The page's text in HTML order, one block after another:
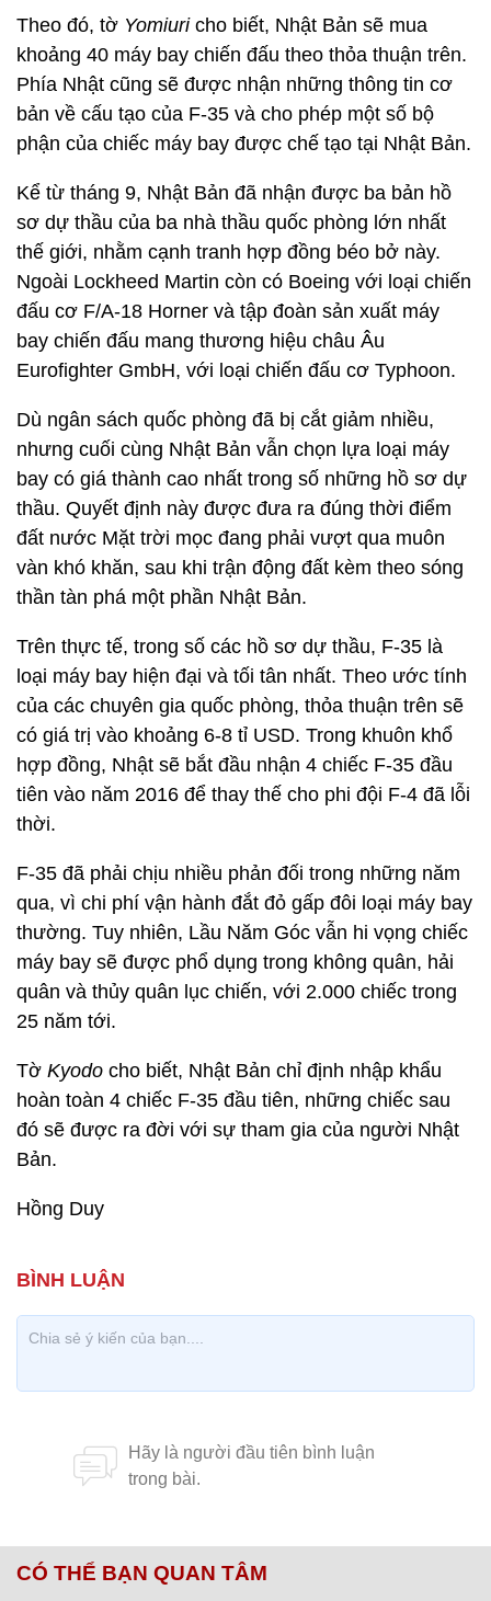
Theo đó, tờ Yomiuricho biết, Nhật Bản sẽ mua
khoảng 40 máy bay chiến đấu theo thỏa thuận trên.
Phía Nhật cũng sẽ được nhận những thông tin cơ
bản về cấu tạo của F-35 và cho phép một số bộ
phận của chiếc máy bay được chế tạo tại Nhật Bản.
Kể từ tháng 9, Nhật Bản đã nhận được ba bản hồ
sơ dự thầu của ba nhà thầu quốc phòng lớn nhất
thế giới, nhằm cạnh tranh hợp đồng béo bở này.
Ngoài Lockheed Martin còn có Boeing với loại chiến
đấu cơ F/A-18 Horner và tập đoàn sản xuất máy
bay chiến đấu mang thương hiệu châu Âu
Eurofighter GmbH, với loại chiến đấu cơ Typhoon.
Dù ngân sách quốc phòng đã bị cắt giảm nhiều,
nhưng cuối cùng Nhật Bản vẫn chọn lựa loại máy
bay có giá thành cao nhất trong số những hồ sơ dự
thầu. Quyết định này được đưa ra đúng thời điểm
đất nước Mặt trời mọc đang phải vượt qua muôn
vàn khó khăn, sau khi trận động đất kèm theo sóng
thần tàn phá một phần Nhật Bản.
Trên thực tế, trong số các hồ sơ dự thầu, F-35 là
loại máy bay hiện đại và tối tân nhất. Theo ước tính
của các chuyên gia quốc phòng, thỏa thuận trên sẽ
có giá trị vào khoảng 6-8 tỉ USD. Trong khuôn khổ
hợp đồng, Nhật sẽ bắt đầu nhận 4 chiếc F-35 đầu
tiên vào năm 2016 để thay thế cho phi đội F-4 đã lỗi
thời.
F-35 đã phải chịu nhiều phản đối trong những năm
qua, vì chi phí vận hành đắt đỏ gấp đôi loại máy bay
thường. Tuy nhiên, Lầu Năm Góc vẫn hi vọng chiếc
máy bay sẽ được phổ dụng trong không quân, hải
quân và thủy quân lục chiến, với 2.000 chiếc trong
25 năm tới.
Tờ Kyodo cho biết, Nhật Bản chỉ định nhập khẩu
hoàn toàn 4 chiếc F-35 đầu tiên, những chiếc sau
đó sẽ được ra đời với sự tham gia của người Nhật
Bản.
Hồng Duy
CÓ THỂ BẠN QUAN TÂM